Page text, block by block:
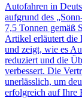
Autofahren in
aufgrund des
7,5 Tonnen gemäß
Artikel erläutert die
und zeigt, wie es
reduziert und die
verbessert. Die
unerlässlich, um
erfolgreich auf Ihre